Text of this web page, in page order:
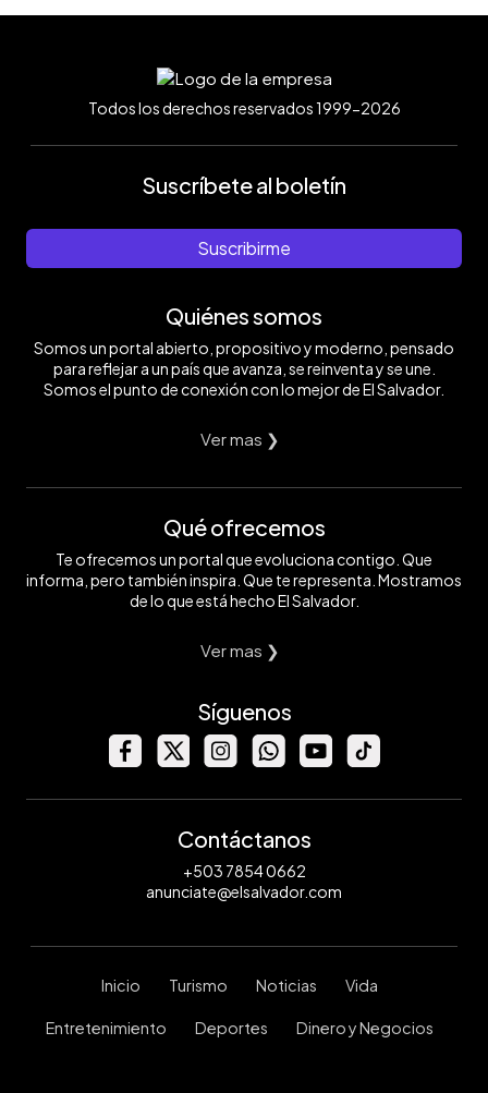
Todos los derechos reservados 1999-2026
Suscríbete al boletín
Suscribirme
Quiénes somos
Somos un portal abierto, propositivo y moderno, pensado
para reflejar a un país que avanza, se reinventa y se une.
Somos el punto de conexión con lo mejor de El Salvador.
Ver mas ❯
Qué ofrecemos
Te ofrecemos un portal que evoluciona contigo. Que
informa, pero también inspira. Que te representa. Mostramos
de lo que está hecho El Salvador.
Ver mas ❯
Síguenos
Contáctanos
+503 7854 0662
anunciate@elsalvador.com
Inicio Turismo Noticias Vida
Entretenimiento Deportes Dinero y Negocios